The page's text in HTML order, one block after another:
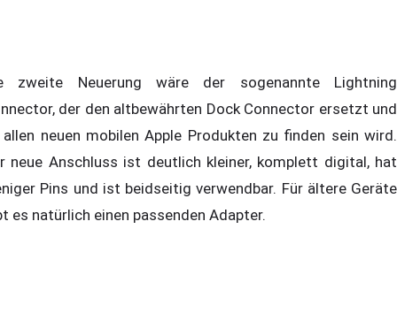
zweite Neuerung wäre der sogenannte Lightning
der den altbewährten Dock Connector ersetzt und
allen neuen mobilen Apple Produkten zu finden sein wird.
neue Anschluss ist deutlich kleiner, komplett digital, hat
Pins und ist beidseitig verwendbar. Für ältere Geräte
es natürlich einen passenden Adapter.